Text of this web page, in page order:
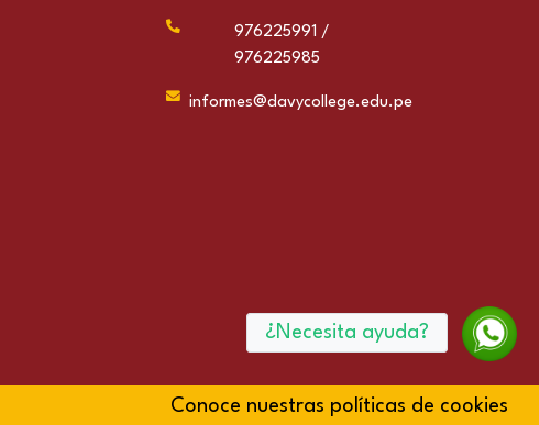
976225991 /
976225985
informes@davycollege.edu.pe
¿Necesita ayuda?
Conoce nuestras políticas de cookies